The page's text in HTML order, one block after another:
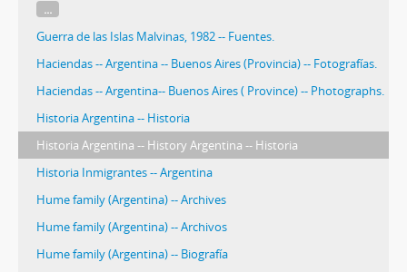
...
Guerra de las Islas Malvinas, 1982 -- Fuentes.
Haciendas -- Argentina -- Buenos Aires (Provincia) -- Fotografías.
Haciendas -- Argentina-- Buenos Aires ( Province) -- Photographs.
Historia Argentina -- Historia
Historia Argentina -- History Argentina -- Historia
Historia Inmigrantes -- Argentina
Hume family (Argentina) -- Archives
Hume family (Argentina) -- Archivos
Hume family (Argentina) -- Biografía